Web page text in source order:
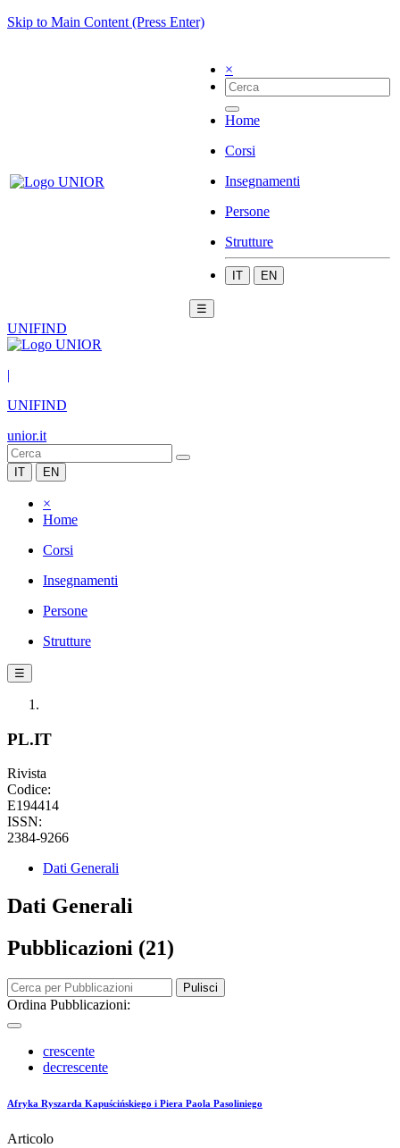
Skip to Main Content (Press Enter)
×
Home
Corsi
Insegnamenti
Persone
Strutture
IT EN
☰
UNIFIND
|
UNIFIND
unior.it
IT EN
×
Home
Corsi
Insegnamenti
Persone
Strutture
☰
PL.IT
Rivista
Codice:
E194414
ISSN:
2384-9266
Dati Generali
Dati Generali
Pubblicazioni (21)
Pulisci
Ordina Pubblicazioni:
crescente
decrescente
Afryka Ryszarda Kapuścińskiego i Piera Paola Pasoliniego
Articolo